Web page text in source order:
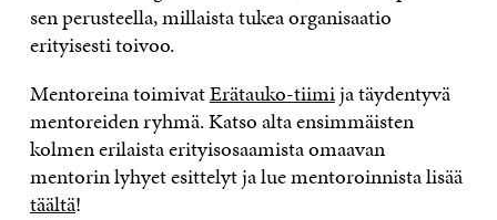
sen perusteella, millaista tukea organisaatio
erityisesti toivoo.
Mentoreina toimivatErätauko-tiimija täydentyvä
mentoreiden ryhmä. Katso alta ensimmäisten
kolmen erilaista erityisosaamista omaavan
mentorin lyhyet esittelyt ja lue mentoroinnista lisää
täältä!